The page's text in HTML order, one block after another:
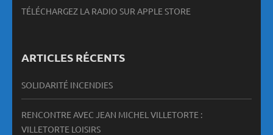
TÉLÉCHARGEZ LA RADIO SUR APPLE STORE
ARTICLES RÉCENTS
SOLIDARITÉ INCENDIES
RENCONTRE AVEC JEAN MICHEL VILLETORTE :
VILLETORTE LOISIRS